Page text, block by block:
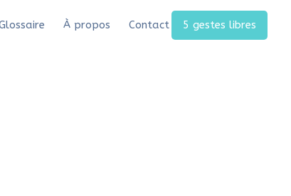
À propos Contact 5 gestes libres